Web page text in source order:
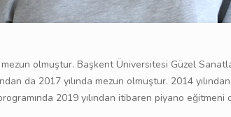
olmuştur. Başkent Üniversitesi Güzel
da 2017 yılında mezun olmuştur. 2014
2019 yılından itibaren piyano